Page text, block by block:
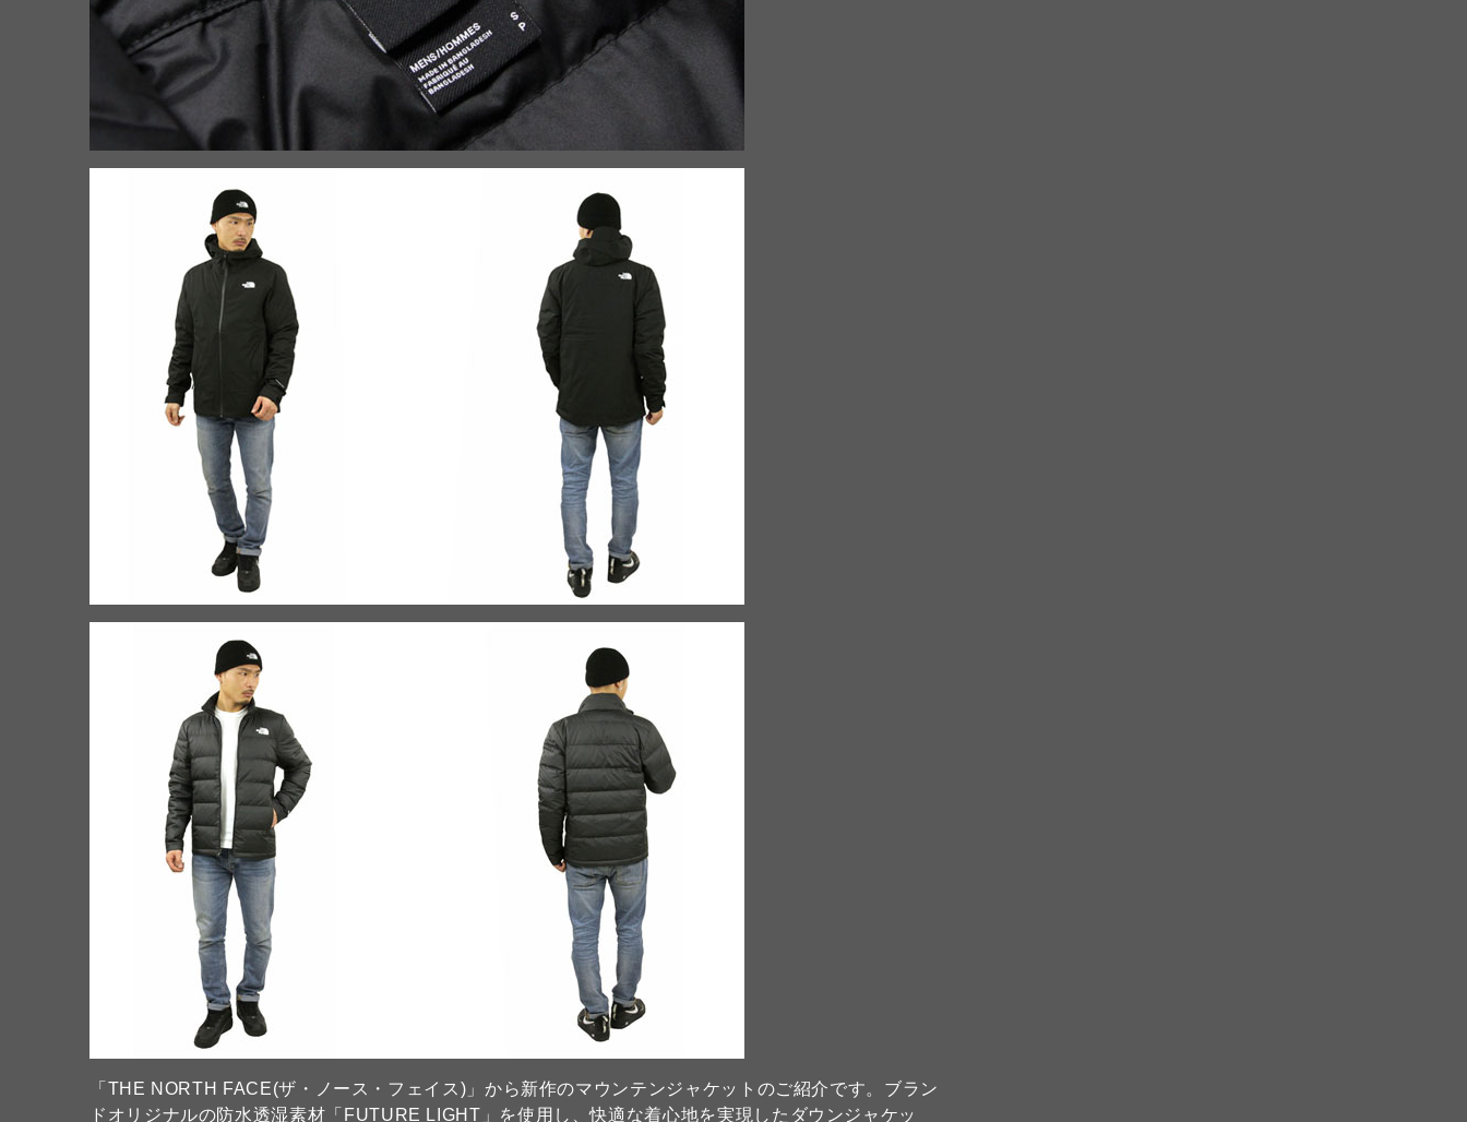
「THE NORTH FACE(ザ・ノース・フェイス)」から新作のマウンテンジャケットのご紹介です。ブラン
ドオリジナルの防水透湿素材「FUTURE LIGHT」を使用し、快適な着心地を実現したダウンジャケッ